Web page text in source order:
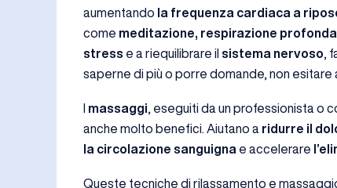
aumentando la frequenza cardiaca a
come meditazione, respirazione
stress e a riequilibrare il sistema nervoso,
saperne di più o porre domande, non esitare
massaggi, eseguiti da un professionista o
anche molto benefici. Aiutano a ridurre il
la circolazione sanguigna e accelerare
Queste tecniche di rilassamento e